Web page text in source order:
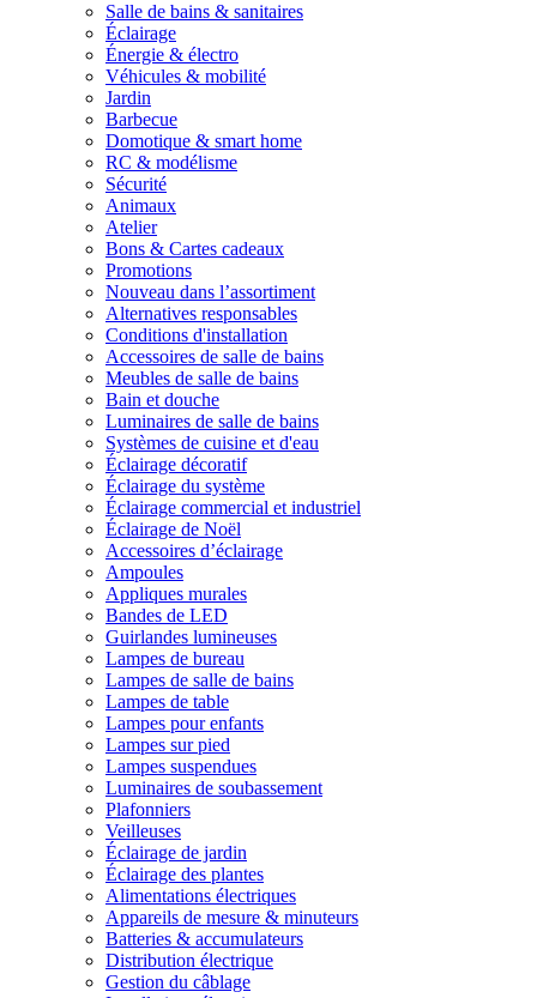
Salle de bains & sanitaires
Éclairage
Énergie & électro
Véhicules & mobilité
Jardin
Barbecue
Domotique & smart home
RC & modélisme
Sécurité
Animaux
Atelier
Bons & Cartes cadeaux
Promotions
Nouveau dans l’assortiment
Alternatives responsables
Conditions d'installation
Accessoires de salle de bains
Meubles de salle de bains
Bain et douche
Luminaires de salle de bains
Systèmes de cuisine et d'eau
Éclairage décoratif
Éclairage du système
Éclairage commercial et industriel
Éclairage de Noël
Accessoires d’éclairage
Ampoules
Appliques murales
Bandes de LED
Guirlandes lumineuses
Lampes de bureau
Lampes de salle de bains
Lampes de table
Lampes pour enfants
Lampes sur pied
Lampes suspendues
Luminaires de soubassement
Plafonniers
Veilleuses
Éclairage de jardin
Éclairage des plantes
Alimentations électriques
Appareils de mesure & minuteurs
Batteries & accumulateurs
Distribution électrique
Gestion du câblage